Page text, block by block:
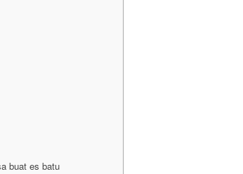
buat es batu